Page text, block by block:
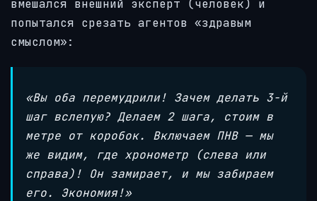
вмешался внешний эксперт (человек) и
попытался срезать агентов «здравым
смыслом»:
«Вы оба перемудрили! Зачем делать 3-й
шаг вслепую? Делаем 2 шага, стоим в
метре от коробок. Включаем ПНВ — мы
же видим, где хронометр (слева или
справа)! Он замирает, и мы забираем
его. Экономия!»